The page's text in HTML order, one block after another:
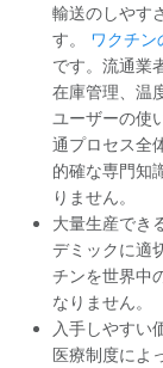
輸送のしやす
す。 ワクチン
です。流通業
在庫管理、温
ユーザーの使
通プロセス全
的確な専門知
りません。
大量生産でき
デミックに適
チンを世界中
なりません。
入手しやすい
医療制度によ